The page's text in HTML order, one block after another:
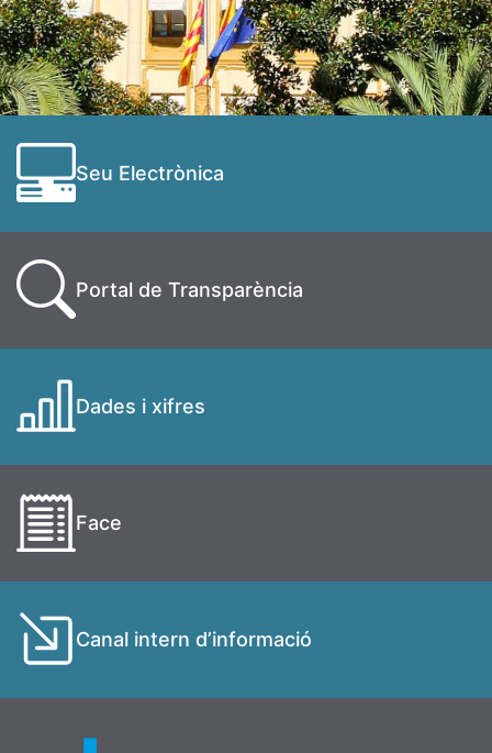
Seu Electrònica
Portal de Transparència
Dades i xifres
Face
Canal intern d’informació